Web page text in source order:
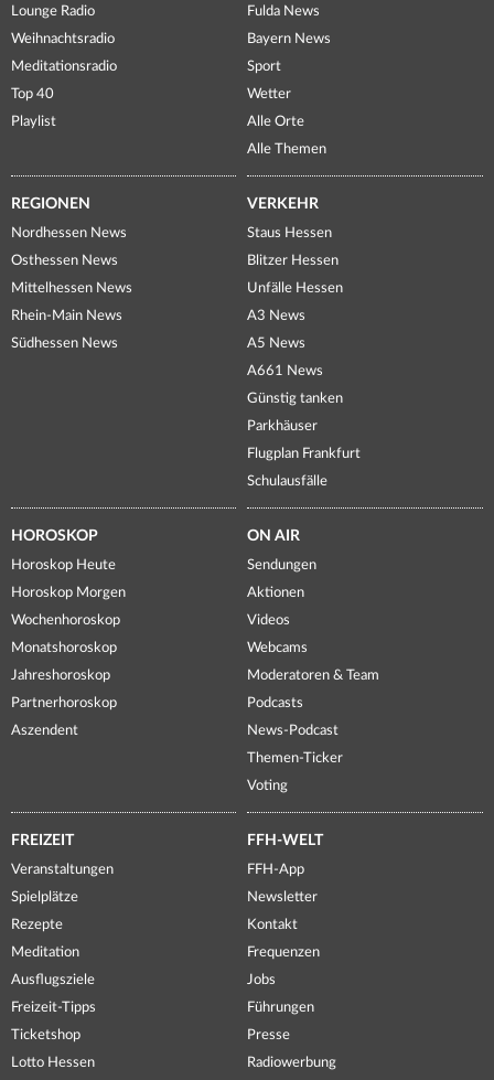
Lounge Radio
Weihnachtsradio
Meditationsradio
Top 40
Playlist
Fulda News
Bayern News
Sport
Wetter
Alle Orte
Alle Themen
REGIONEN
Nordhessen News
Osthessen News
Mittelhessen News
Rhein-Main News
Südhessen News
VERKEHR
Staus Hessen
Blitzer Hessen
Unfälle Hessen
A3 News
A5 News
A661 News
Günstig tanken
Parkhäuser
Flugplan Frankfurt
Schulausfälle
HOROSKOP
Horoskop Heute
Horoskop Morgen
Wochenhoroskop
Monatshoroskop
Jahreshoroskop
Partnerhoroskop
Aszendent
ON AIR
Sendungen
Aktionen
Videos
Webcams
Moderatoren & Team
Podcasts
News-Podcast
Themen-Ticker
Voting
FREIZEIT
Veranstaltungen
Spielplätze
Rezepte
Meditation
Ausflugsziele
Freizeit-Tipps
Ticketshop
Lotto Hessen
FFH-WELT
FFH-App
Newsletter
Kontakt
Frequenzen
Jobs
Führungen
Presse
Radiowerbung